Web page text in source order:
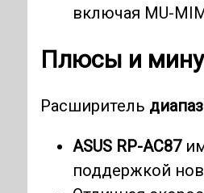
включая MU-
Плюсы и
Расширитель
ASUS RP-AC87
поддержкой